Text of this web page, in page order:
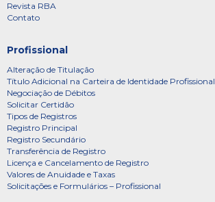
Revista RBA
Contato
Profissional
Alteração de Titulação
Título Adicional na Carteira de Identidade Profissional
Negociação de Débitos
Solicitar Certidão
Tipos de Registros
Registro Principal
Registro Secundário
Transferência de Registro
Licença e Cancelamento de Registro
Valores de Anuidade e Taxas
Solicitações e Formulários – Profissional